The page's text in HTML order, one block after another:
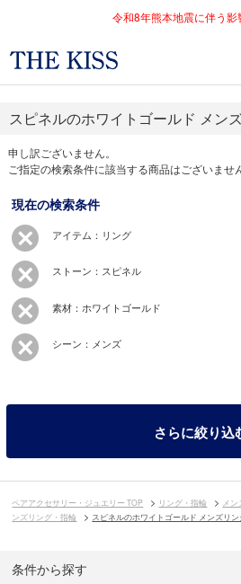
令和8年熊本地震に伴う影
スピネルのホワイトゴールド メン
申し訳ございません。
ご指定の検索条件に該当する商品はございませ
現在の検索条件
アイテム：リング
ストーン：スピネル
素材：ホワイトゴールド
シーン：メンズ
さらに絞り込
ペアアクセサリー・ジュエリー TOP リング・指輪 メ
ンズリング・指輪
スピネルのホワイトゴールド メンズリ
条件から探す